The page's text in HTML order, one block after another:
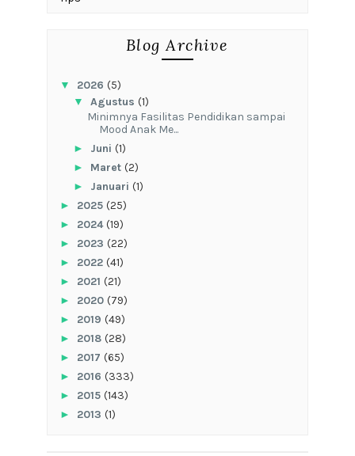
Blog Archive
▼ 2026 (5)
▼ Agustus (1)
‎Minimnya Fasilitas Pendidikan sampai
Mood Anak Me...
► Juni (1)
► Maret (2)
► Januari (1)
► 2025 (25)
► 2024(19)
► 2023 (22)
► 2022 (41)
► 2021 (21)
► 2020 (79)
► 2019 (49)
► 2018 (28)
► 2017 (65)
► 2016 (333)
► 2015 (143)
► 2013 (1)